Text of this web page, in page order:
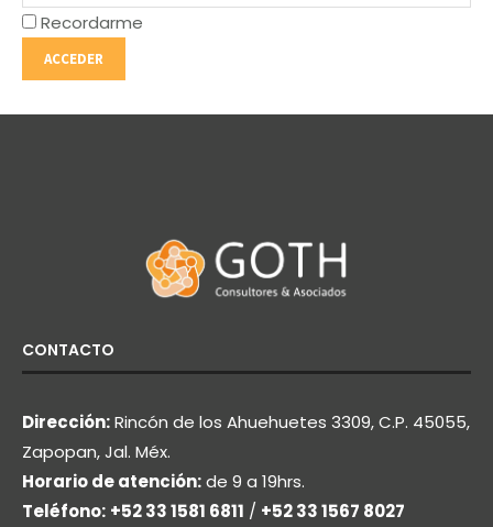
Recordarme
CONTACTO
Dirección:Rincón de los Ahuehuetes 3309, C.P. 45055,
Zapopan, Jal. Méx.
Horario de atención:de 9 a 19hrs.
Teléfono: +52 33 1581 6811 / +52 33 1567 8027